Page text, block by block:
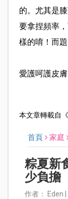
的。尤其是
要拿捏頻率
樣的唷！而
愛護呵護皮
本文章轉載自《
首頁 家庭
粽夏新
少負擔
作者： Eden